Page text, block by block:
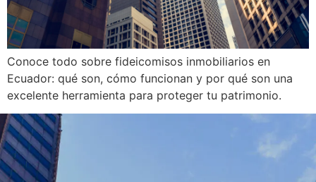
Conoce todo sobre fideicomisos inmobiliarios en
Ecuador: qué son, cómo funcionan y por qué son una
excelente herramienta para proteger tu patrimonio.